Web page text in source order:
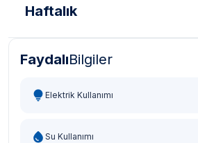
Haftalık
Türk Lirası - TL
FaydalıBilgiler
Elektrik Kullanımı
Su Kullanımı